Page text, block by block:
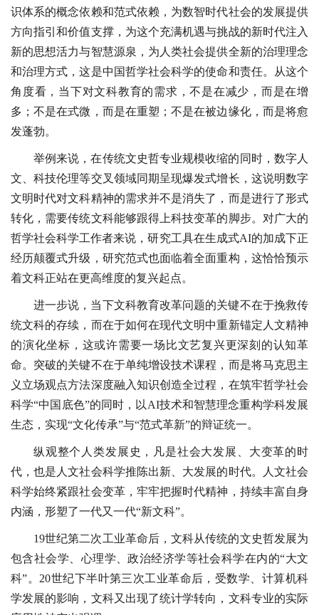
识体系的概念依赖和范式依赖，为数智时代社会的发展提供
方向指引和价值支撑，为这个充满机遇与挑战的新时代注入
新的思想活力与智慧源泉，为人类社会提供全新的治理理念
和治理方式，这是中国哲学社会科学的使命和责任。从这个
角度看，当下对文科教育的需求，不是在减少，而是在增
多；不是在式微，而是在重塑；不是在被边缘化，而是将愈
发蓬勃。
举例来说，在传统文史哲专业规模收缩的同时，数字人
文、科技伦理等交叉领域同期呈现爆发式增长，这说明数字
文明时代对文科精神的需求并不是消失了，而是进行了形式
转化，需要传统文科能够跟得上科技变革的脚步。对广大的
哲学社会科学工作者来说，研究工具在生成式AI的加成下正
经历颠覆式升级，研究范式也面临着全面重构，这恰恰预示
着文科正站在更高维度的复兴起点。
进一步说，当下文科教育改革问题的关键不在于挽救传
统文科的存续，而在于如何在现代文明中重新锚定人文精神
的演化坐标，这或许需要一场比文艺复兴更深刻的认知革
命。突破的关键不在于单纯增设技术课程，而是将马克思主
义立场观点方法深度融入知识创造全过程，在筑牢哲学社会
科学“中国底色”的同时，以AI技术和智慧理念重构学科发展
生态，实现“文化传承”与“范式革新”的辩证统一。
纵观整个人类发展史，凡是社会大发展、大变革的时
代，也是人文社会科学推陈出新、大发展的时代。人文社会
科学始终紧跟社会变革，牢牢把握时代精神，持续丰富自身
内涵，形塑了一代又一代“新文科”。
19世纪第二次工业革命后，文科从传统的文史哲发展为
包含社会学、心理学、政治经济学等社会科学在内的“大文
科”。20世纪下半叶第三次工业革命后，受数学、计算机科
学发展的影响，文科又出现了统计学转向，文科专业的实际